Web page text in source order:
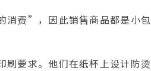
消费”，因此销售商品都是小包
刷要求。他们在纸杯上设计防烫